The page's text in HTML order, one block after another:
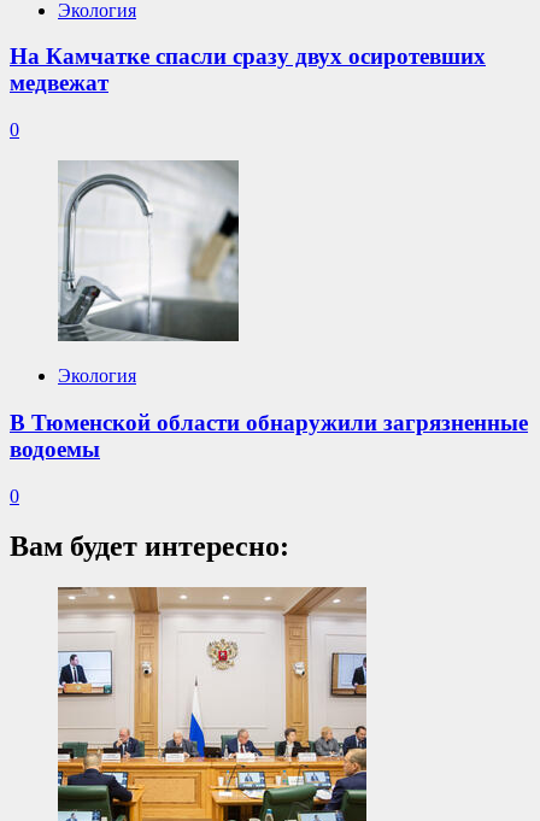
Экология
На Камчатке спасли сразу двух осиротевших
медвежат
0
Экология
В Тюменской области обнаружили загрязненные
водоемы
0
Вам будет интересно: